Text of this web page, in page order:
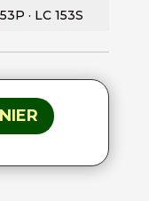
· LC 153S